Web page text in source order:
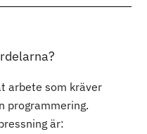
arbete som kräver
programmering.
är: